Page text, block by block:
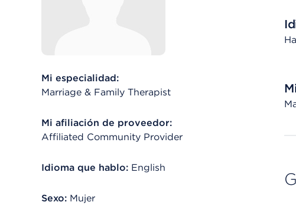
Mi especialidad:
Marriage & Family Therapist
Mi afiliación de proveedor:
Affiliated Community Provider
Idioma que hablo: English
Sexo: Mujer